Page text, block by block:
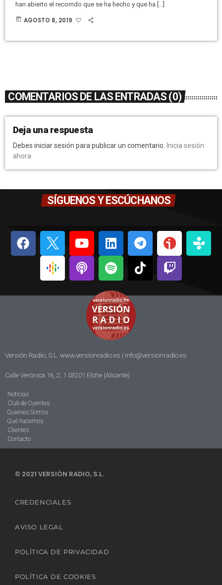
han abierto el recorrido que se ha hecho y que ha […]
today AGOSTO 8, 2019
COMENTARIOS DE LAS ENTRADAS (0)
Deja una respuesta
Debes iniciar sesión para publicar un comentario.
Inicia sesión
ahora
SÍGUENOS Y ESCÚCHANOS
Versión Radio, S.L. www.versionradio.es | info@versionradio.es
Calle Verónica 16, 2, 1 03201 Elche (Alicante)
Noticias
Club de Oyentes
Quienes Somos
Qué hacemos
Clientes
Contacto
© 2021 VERSIÓN RADIO, S.L.
CREDENCIALES
AVISO LEGAL
POLÍTICA DE PRIVACIDAD
POLÍTICA DE COOKIES